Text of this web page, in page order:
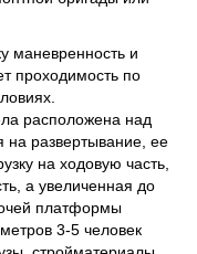
маневренность и
проходимость по
расположена над
на развертывание, ее
на ходовую часть,
а увеличенная до
платформы
3-5 человек